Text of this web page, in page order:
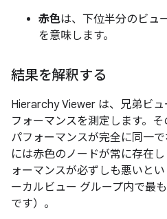
赤色は、下位半分のビュ
を意味します。
結果を解釈する
Hierarchy Viewer は、兄弟ビ
フォーマンスを測定します。
パフォーマンスが完全に同一
には赤色のノードが常に存在
ォーマンスが必ずしも悪いと
ーカルビュー グループ内で最
です）。